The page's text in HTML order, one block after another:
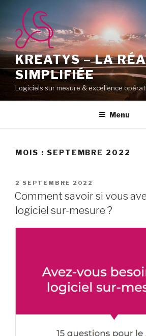
contenu
principal
KREATYS – LA
SIMPLIFIÉE
Logiciels sur mesure & excellence
Menu
MOIS : SEPTEMBRE 2022
PUBLIÉ
LE
2 SEPTEMBRE 2022
Comment savoir si vous
logiciel sur-mesure ?